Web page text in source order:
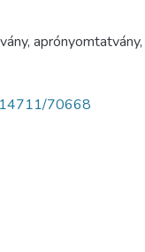
, aprónyomtatvány,
70668